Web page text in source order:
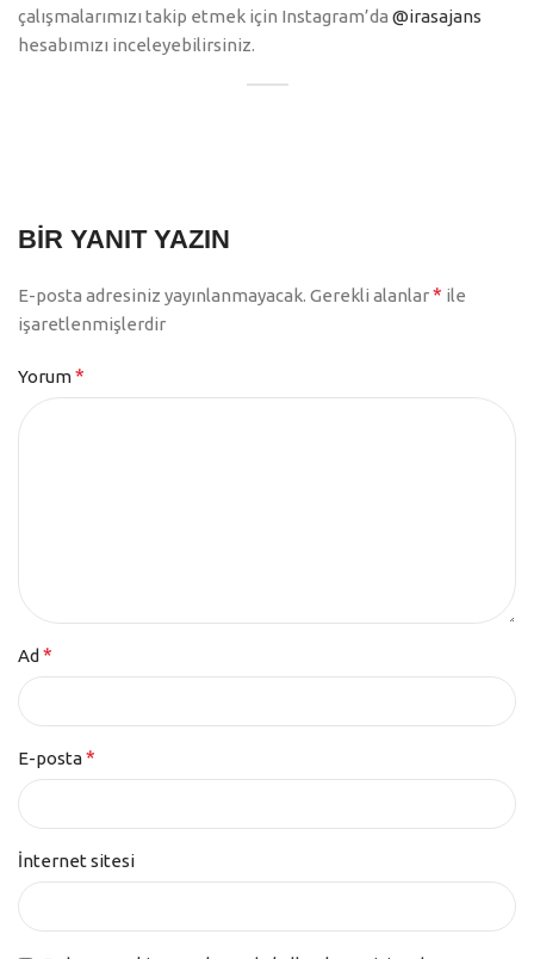
çalışmalarımızı takip etmek için Instagram’da @irasajans
hesabımızı inceleyebilirsiniz.
BIR YANIT YAZIN
E-posta adresiniz yayınlanmayacak. Gerekli alanlar* ile
işaretlenmişlerdir
Yorum*
Ad *
E-posta*
İnternet sitesi